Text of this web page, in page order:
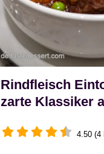
Rindfleisch
zarte Klassiker
4.50 (4